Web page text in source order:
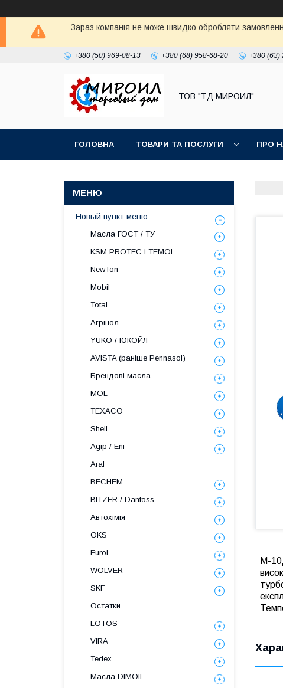
Зараз компанія не може швидко обробляти
+380 (50) 969-08-13 +380 (68) 958-68-20 +380 (63)
ТОВ "ТД МИРОИЛ"
ГОЛОВНА ТОВАРИ ТА ПОСЛУГИ ПРО
М-
Новый пункт меню
Масла ГОСТ / ТУ
KSM PROTEC і TEMOL
NewTon
Mobil
Total
Агрінол
YUKO / ЮКОЙЛ
AVISTA (раніше Pennasol)
Брендові масла
MOL
TEXACO
Shell
Agip / Eni
Aral
BECHEM
BITZER / Danfoss
Автохімія
OKS
Eurol
WOLVER
SKF
Остатки
LOTOS
VIRA
Tedex
Масла DIMOIL